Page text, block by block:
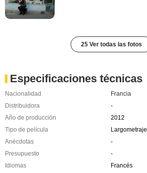
25 Ver todas las fotos
Especificaciones técnicas
Nacionalidad
Francia
Distribuidora
-
Año de producción
2012
Tipo de película
Largometraje
Anécdotas
-
Presupuesto
-
Idiomas
Francés